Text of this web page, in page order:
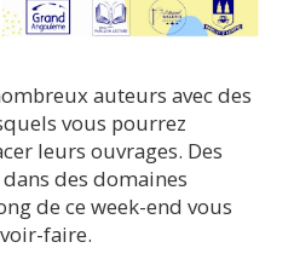
auteurs avec des
vous pourrez
leurs ouvrages. Des
des domaines
de ce week-end vous
faire.